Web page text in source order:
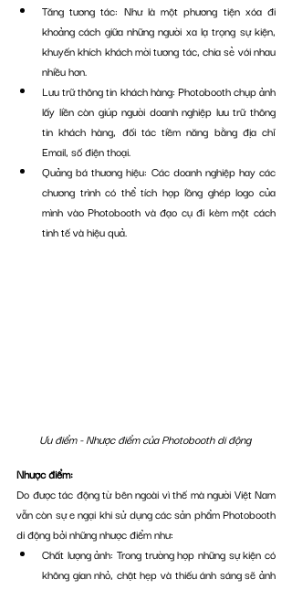
Tăng tương tác: Như là một phương tiện xóa đi
khoảng cách giữa những người xa lạ trọng sự kiện,
khuyến khích khách mời tương tác, chia sẻ với nhau
nhiều hơn.
Lưu trữ thông tin khách hàng: Photobooth chụp ảnh
lấy liền còn giúp người doanh nghiệp lưu trữ thông
tin khách hàng, đối tác tiềm năng bằng địa chỉ
Email, số điện thoại.
Quảng bá thương hiệu: Các doanh nghiệp hay các
chương trình có thể tích hợp lồng ghép logo của
mình vào Photobooth và đạo cụ đi kèm một cách
tinh tế và hiệu quả.
Ưu điểm - Nhược điểm của Photobooth di động
Nhược điểm:
Do được tác động từ bên ngoài vì thế mà người Việt Nam
vẫn còn sự e ngại khi sử dụng các sản phẩm Photobooth
di động bởi những nhược điểm như:
Chất lượng ảnh: Trong trường hợp những sự kiện có
không gian nhỏ, chật hẹp và thiếu ánh sáng sẽ ảnh